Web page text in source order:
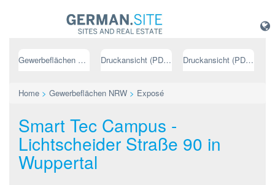
Gewerbeflächen NRW Druckansicht (PDF) // deutsch Druckansicht (PDF) // englisch
Home > Gewerbeflächen NRW > Exposé
Smart Tec Campus -
Lichtscheider Straße 90 in
Wuppertal